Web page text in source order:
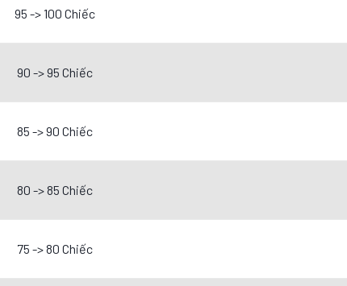
95 -> 100 Chiếc
90 -> 95 Chiếc
85 -> 90 Chiếc
80 -> 85 Chiếc
75 -> 80 Chiếc